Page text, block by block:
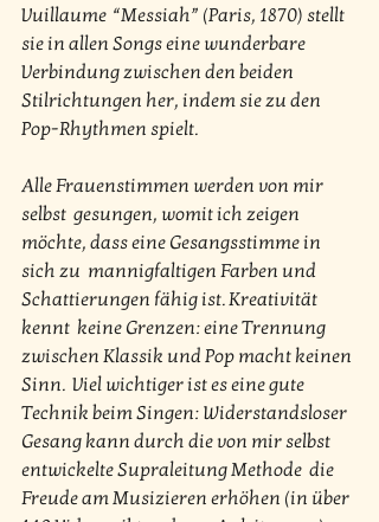
Vuillaume  “Messiah” (Paris, 1870) stellt
sie in allen Songs eine wunderbare
Verbindung zwischen den beiden
Stilrichtungen her, indem sie zu den
Pop-Rhythmen spielt.
Alle Frauenstimmen werden von mir
selbst  gesungen, womit ich zeigen
möchte, dass eine Gesangsstimme in
sich zu  mannigfaltigen Farben und
Schattierungen fähig ist. Kreativität
kennt  keine Grenzen: eine Trennung
zwischen Klassik und Pop macht keinen
Sinn.  Viel wichtiger ist es eine gute
Technik beim Singen: Widerstandsloser
Gesang kann durch die von mir selbst
entwickelte Supraleitung Methode  die
Freude am Musizieren erhöhen (in über